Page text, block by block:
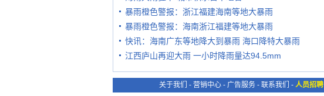
暴雨橙色警报：浙江福建海南等地大暴雨
暴雨橙色警报：海南浙江福建等地大暴雨
快讯：海南广东等地降大到暴雨 海口降特大暴雨
江西庐山再迎大雨 一小时降雨量达94.5mm
关于我们 - 营销中心 - 广告服务 - 联系我们 - 人员招聘